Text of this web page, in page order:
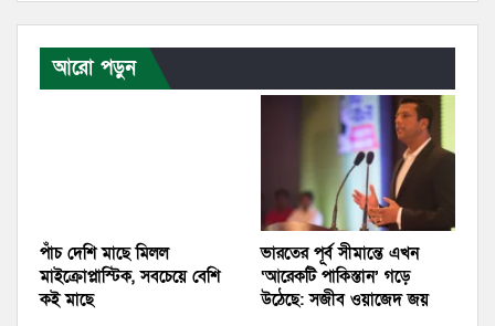
আরো পড়ুন
পাঁচ দেশি মাছে মিলল
মাইক্রোপ্লাস্টিক, সবচেয়ে বেশি
কই মাছে
ভারতের পূর্ব সীমান্তে এখন
‘আরেকটি পাকিস্তান’ গড়ে
উঠেছে: সজীব ওয়াজেদ জয়